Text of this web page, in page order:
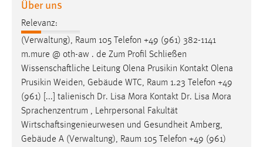
Über uns
Relevanz:
(Verwaltung), Raum 105 Telefon +49 (961) 382-1141
m.mure @ oth-aw . de Zum Profil Schließen
Wissenschaftliche Leitung Olena Prusikin Kontakt Olena
Prusikin Weiden, Gebäude WTC, Raum 1.23 Telefon +49
(961) [...] talienisch Dr. Lisa Mora Kontakt Dr. Lisa Mora
Sprachenzentrum , Lehrpersonal Fakultät
Wirtschaftsingenieurwesen und Gesundheit Amberg,
Gebäude A (Verwaltung), Raum 105 Telefon +49 (961)
Name:
_pk_ref, _pk_cvar, _pk_id, _pk_ses
Zweck:
Zugriffsstatistik
Cookie Laufzeit:
Max. 13 Monate